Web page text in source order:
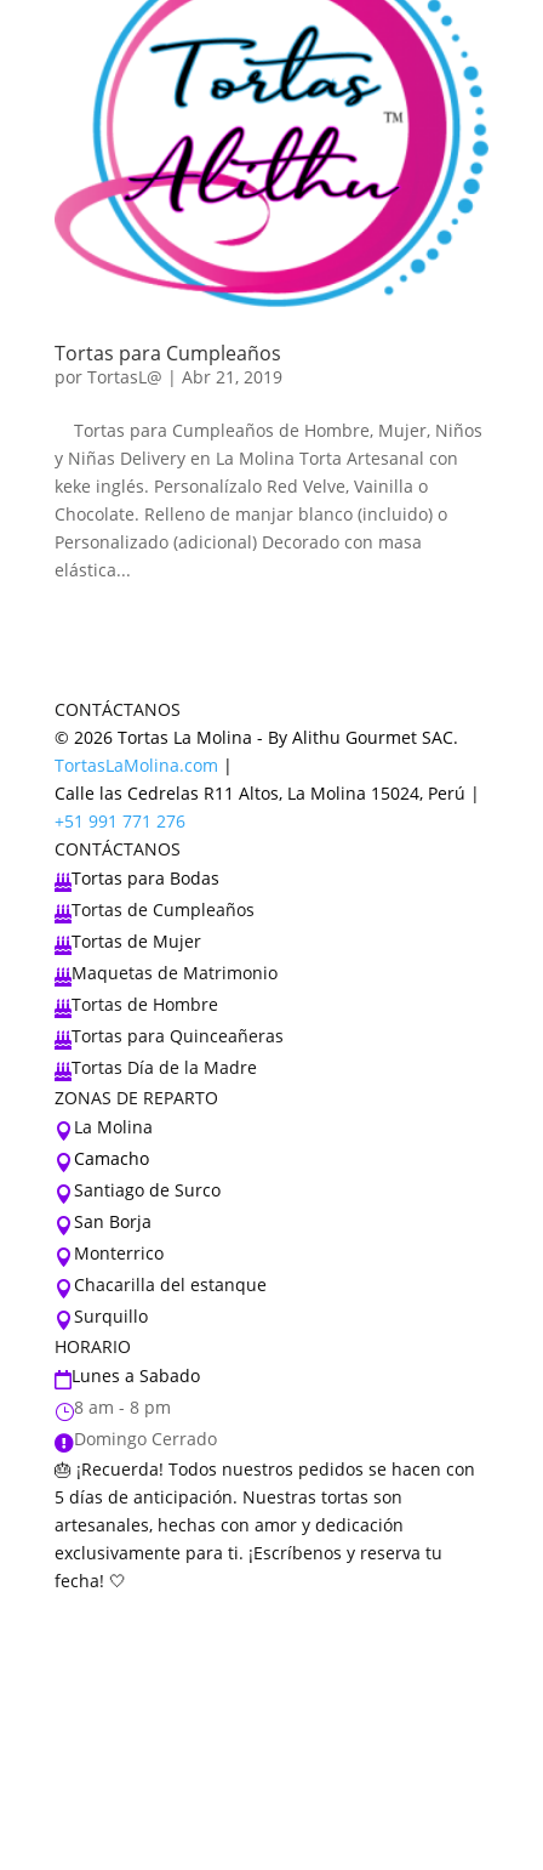
Tortas para Cumpleaños
por TortasL@ | Abr 21, 2019
Tortas para Cumpleaños de Hombre, Mujer, Niños
y Niñas Delivery en La Molina Torta Artesanal con
keke inglés. Personalízalo Red Velve, Vainilla o
Chocolate. Relleno de manjar blanco (incluido) o
Personalizado (adicional) Decorado con masa
elástica...
CONTÁCTANOS
© 2026 Tortas La Molina - By Alithu Gourmet SAC.
TortasLaMolina.com |
Calle las Cedrelas R11 Altos, La Molina 15024, Perú |
+51 991 771 276
CONTÁCTANOS
Tortas para Bodas
Tortas de Cumpleaños
Tortas de Mujer
Maquetas de Matrimonio
Tortas de Hombre
Tortas para Quinceañeras
Tortas Día de la Madre
ZONAS DE REPARTO
 La Molina
Camacho
Santiago de Surco
San Borja
 Monterrico
Chacarilla del estanque
Surquillo
HORARIO
Lunes a Sabado
}8 am - 8 pm
Domingo Cerrado
🎂 ¡Recuerda! Todos nuestros pedidos se hacen con
5 días de anticipación. Nuestras tortas son
artesanales, hechas con amor y dedicación
exclusivamente para ti. ¡Escríbenos y reserva tu
fecha! 🤍